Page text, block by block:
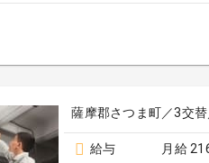
薩摩郡さつま町／3交
給与
月給